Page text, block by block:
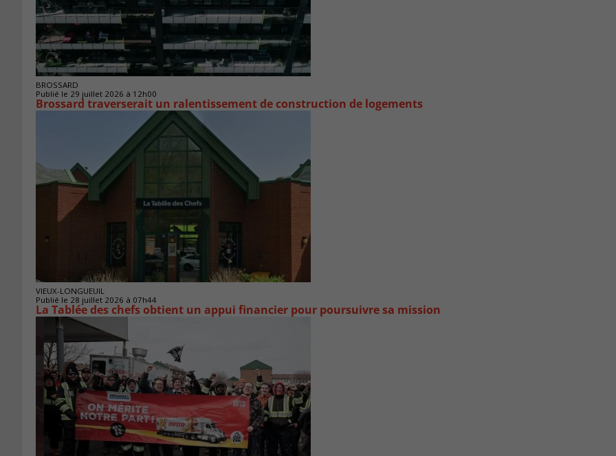
BROSSARD
Publié le 29 juillet 2026 à 12h00
Brossard traverserait un ralentissement de construction de logements
VIEUX-LONGUEUIL
Publié le 28 juillet 2026 à 07h44
La Tablée des chefs obtient un appui financier pour poursuivre sa mission